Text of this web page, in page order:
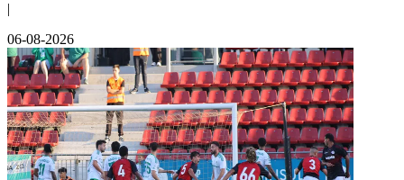
|
06-08-2026